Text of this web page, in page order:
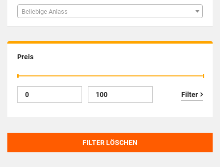
Beliebige Anlass
Preis
Filter
FILTER LÖSCHEN